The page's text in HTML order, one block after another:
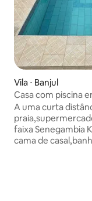
Vila ⋅ Banjul
Casa com piscina
A uma curta
faixa Senegambia Kololi 4
cama de